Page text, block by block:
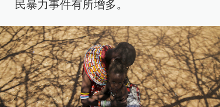
民暴力事件有所增多。